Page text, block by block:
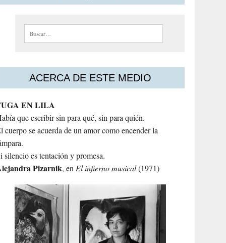
Buscar:
ACERCA DE ESTE MEDIO
EN LILA
que escribir sin para qué, sin para quién.
cuerpo se acuerda de un amor como encender la
silencio es tentación y promesa.
Pizarnik, enEl infierno musical(1971)